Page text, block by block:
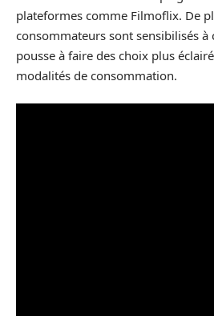
plateformes comme Filmoflix. De
consommateurs sont sensibilisés à
pousse à faire des choix plus
modalités de consommation.